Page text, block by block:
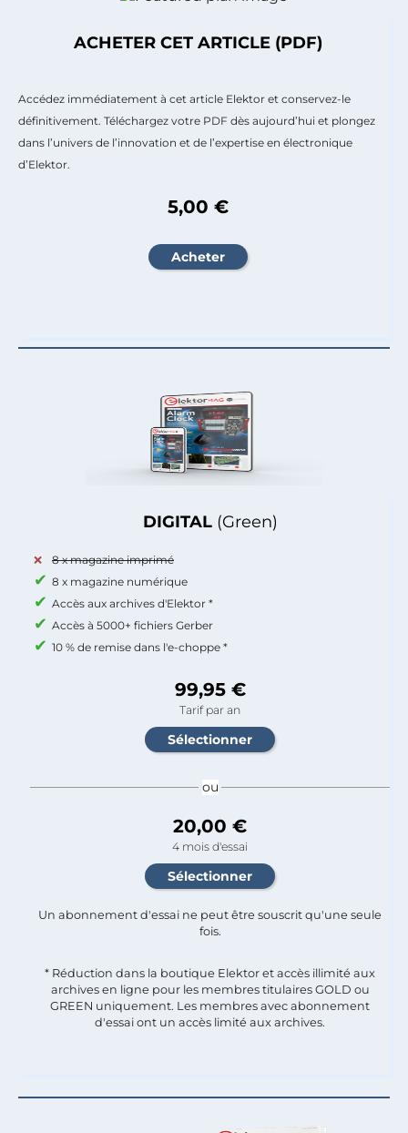
DIGITAL (Green)
8 x magazine imprimé
8 x magazine numérique
Accès aux archives d'Elektor *
Accès à 5000+ fichiers Gerber
10 % de remise dans l'e-choppe *
99,95 €
Tarif par an
ou
20,00 €
4 mois d'essai
Un abonnement d'essai ne peut être souscrit qu'une seule
fois.​
* Réduction dans la boutique Elektor et accès illimité aux
archives en ligne pour les membres titulaires GOLD ou
GREEN uniquement. Les membres avec abonnement
d'essai ont un accès limité aux archives.
ACHETER CET ARTICLE (PDF)
Accédez immédiatement à cet article Elektor et conservez-le
définitivement. Téléchargez votre PDF dès aujourd’hui et plongez
dans l’univers de l’innovation et de l’expertise en électronique
d’Elektor.
5,00 €